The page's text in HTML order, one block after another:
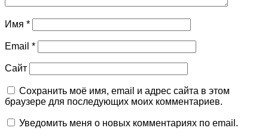
Имя *
Email *
Сайт
Сохранить моё имя, email и адрес сайта в этом
браузере для последующих моих комментариев.
Уведомить меня о новых комментариях по email.